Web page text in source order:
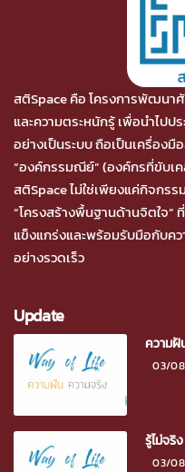
สติSpace คือ โครงการพัฒนา
และความตระหนักรู้ เพื่อนำไปป
อย่างเป็นระบบ ถือเป็นเครื่อง
“องค์กรรมณีย์” (องค์กรที่ขับเ
สติSpace ไม่ใช่เพียงแค่กิจกร
“โครงสร้างพื้นฐานด้านจิตใจ
แข็งแกร่งและพร้อมรับมือกับค
อย่างรวดเร็ว
Update
ความฝั
03/
รู้ไม่จริง
03/